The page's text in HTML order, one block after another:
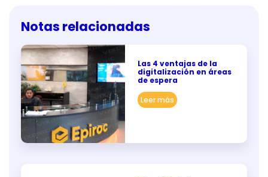
Notas relacionadas
Las 4 ventajas de la
digitalización en áreas
de espera
Leer más